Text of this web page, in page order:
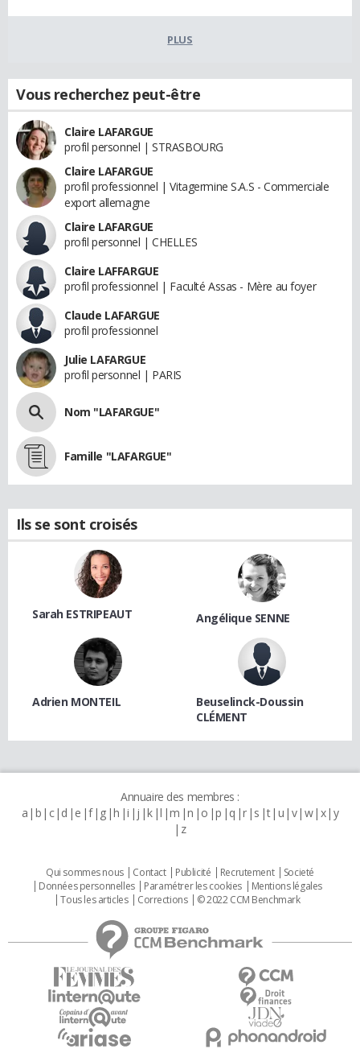
PLUS
Vous recherchez peut-être
Claire LAFARGUE
profil personnel | STRASBOURG
Claire LAFARGUE
profil professionnel | Vitagermine S.A.S - Commerciale
export allemagne
Claire LAFARGUE
profil personnel | CHELLES
Claire LAFFARGUE
profil professionnel | Faculté Assas - Mère au foyer
Claude LAFARGUE
profil professionnel
Julie LAFARGUE
profil personnel | PARIS
Nom "LAFARGUE"
Famille "LAFARGUE"
Ils se sont croisés
Sarah ESTRIPEAUT Angélique SENNE
Adrien MONTEIL
Beuselinck-Doussin
CLÉMENT
Annuaire des membres :
a b c d e f g h i j k l m n o p q r s t u v w x y
z
Qui sommes nous Contact Publicité Recrutement
Societé
Données personnelles
Paramétrer les cookies
Mentions légales
Tous les articles
Corrections © 2022 CCM Benchmark